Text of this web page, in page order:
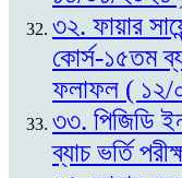
৩২. ফায়ার
কোর্স-১৫তম
ফলাফল ( ১২/
৩৩. পিজিডি
ব্যাচ ভর্তি